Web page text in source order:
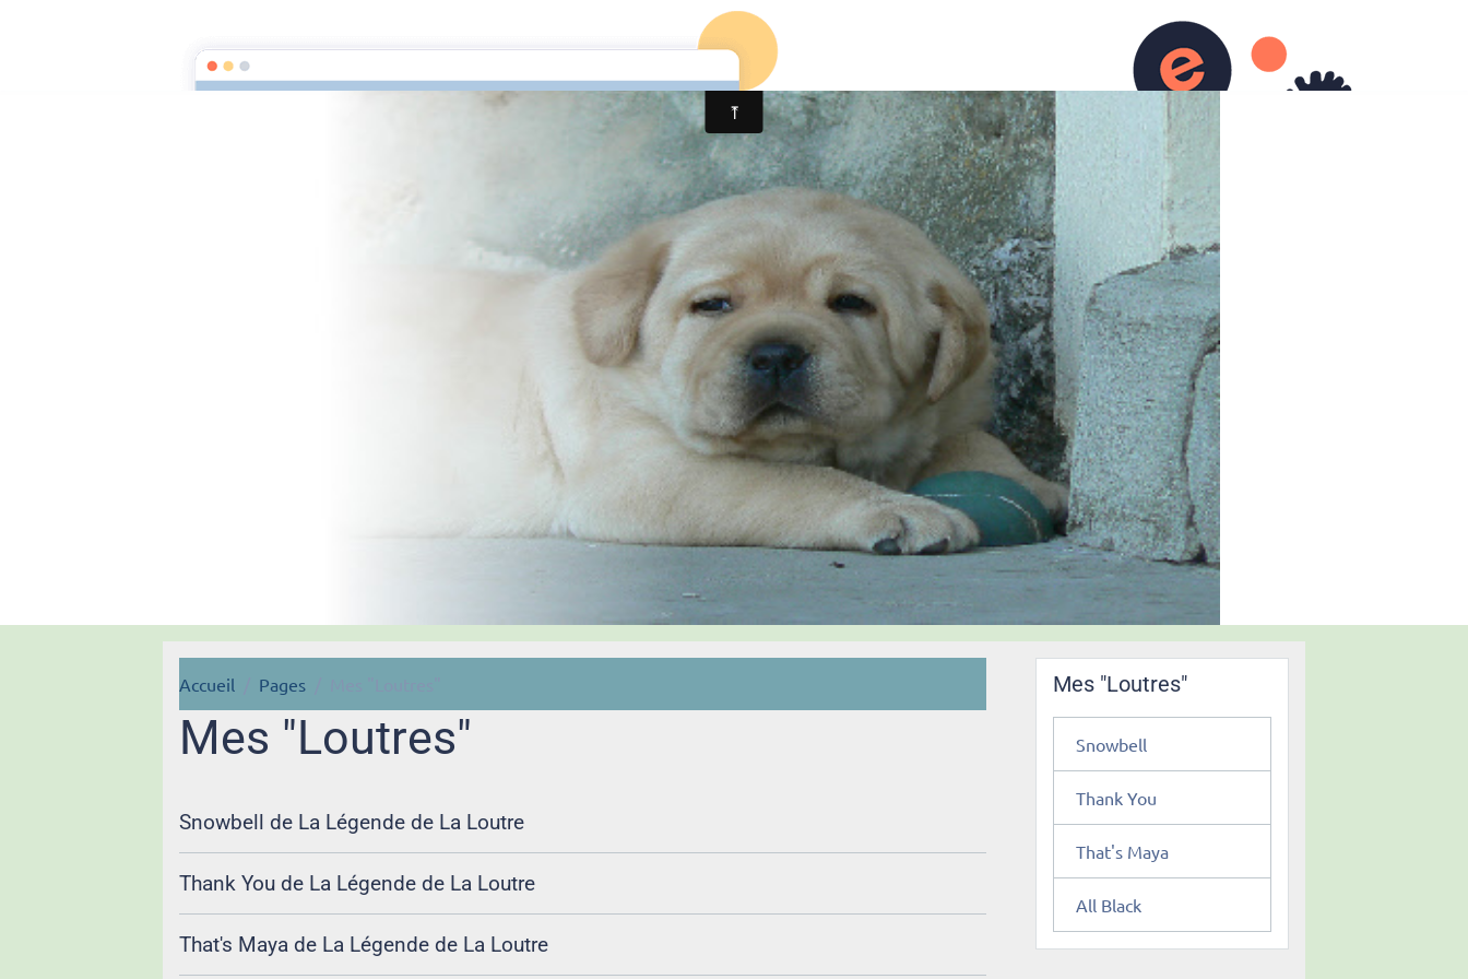
La Légende de La Loutre, la passion Labrador Retriever depuis 29 ans. Accueil Album
Accueil Pages
Mes "Loutres"
Snowbell de La Légende de La Loutre
Thank You de La Légende de La Loutre
That's Maya de La Légende de La Loutre
Mes "Loutres"
Snowbell
Thank You
That's Maya
All Black